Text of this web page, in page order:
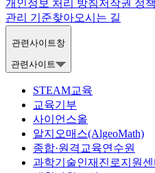
개인정보 처리 방침저작권 정책
관리 기준찾아오시는 길
관련사이트창
관련사이트
STEAM교육
교육기부
사이언스올
알지오매스(AlgeoMath)
종합·원격교육연수원
과학기술인재진로지원센